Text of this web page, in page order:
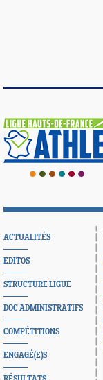
ACTUALITÉS
EDITOS
STRUCTURE LIGUE
DOC ADMINISTRATIFS
COMPÉTITIONS
ENGAGÉ(E)S